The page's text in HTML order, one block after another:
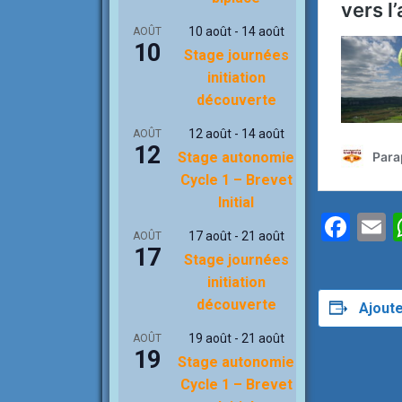
F
ce
b
E
AOÛT
10
10 août- 14 août
Stage journées
initiation
découverte
AOÛT
12
12 août- 14 août
Stage autonomie
Cycle 1 – Brevet
Initial
AOÛT
17
17 août- 21 août
Stage journées
initiation
découverte
AOÛT
19
19 août- 21 août
Stage autonomie
Cycle 1 – Brevet